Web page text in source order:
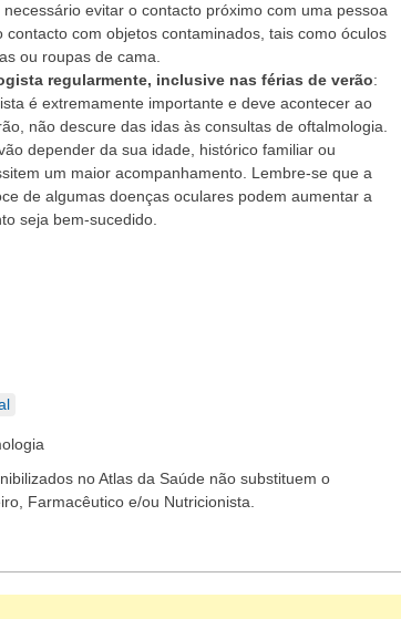
evitar o contacto próximo com uma pessoa
com objetos contaminados, tais como óculos
ou roupas de cama.
regularmente, inclusive nas férias de verão:
é extremamente importante e deve acontecer ao
não descure das idas às consultas de oftalmologia.
depender da sua idade, histórico familiar ou
um maior acompanhamento. Lembre-se que a
de algumas doenças oculares podem aumentar a
seja bem-sucedido.
no Atlas da Saúde não substituem o
Farmacêutico e/ou Nutricionista.